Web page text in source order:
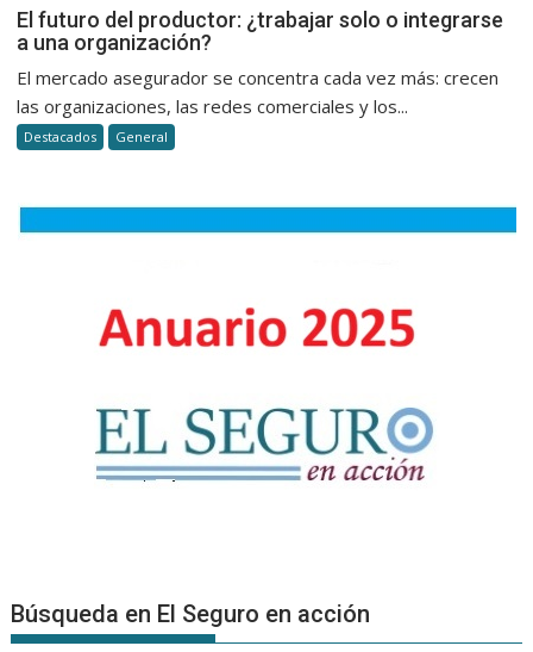
atención
cliente
El
El futuro del productor: ¿trabajar solo o integrarse
a una organización?
El mercado asegurador se concentra cada vez más: crecen
las organizaciones, las redes comerciales y los...
Destacados General
Búsqueda en El Seguro en acción